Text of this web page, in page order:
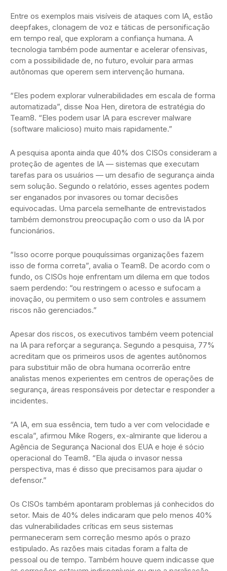
Entre os exemplos mais visíveis de ataques com IA, estão
deepfakes, clonagem de voz e táticas de personificação
em tempo real, que exploram a confiança humana. A
tecnologia também pode aumentar e acelerar ofensivas,
com a possibilidade de, no futuro, evoluir para armas
autônomas que operem sem intervenção humana.
“Eles podem explorar vulnerabilidades em escala de forma
automatizada”, disse Noa Hen, diretora de estratégia do
Team8. “Eles podem usar IA para escrever malware
(software malicioso) muito mais rapidamente.”
A pesquisa aponta ainda que 40% dos CISOs consideram a
proteção de agentes de IA — sistemas que executam
tarefas para os usuários — um desafio de segurança ainda
sem solução. Segundo o relatório, esses agentes podem
ser enganados por invasores ou tomar decisões
equivocadas. Uma parcela semelhante de entrevistados
também demonstrou preocupação com o uso da IA por
funcionários.
“Isso ocorre porque pouquíssimas organizações fazem
isso de forma correta”, avalia o Team8. De acordo com o
fundo, os CISOs hoje enfrentam um dilema em que todos
saem perdendo: “ou restringem o acesso e sufocam a
inovação, ou permitem o uso sem controles e assumem
riscos não gerenciados.”
Apesar dos riscos, os executivos também veem potencial
na IA para reforçar a segurança. Segundo a pesquisa, 77%
acreditam que os primeiros usos de agentes autônomos
para substituir mão de obra humana ocorrerão entre
analistas menos experientes em centros de operações de
segurança, áreas responsáveis por detectar e responder a
incidentes.
“A IA, em sua essência, tem tudo a ver com velocidade e
escala”, afirmou Mike Rogers, ex-almirante que liderou a
Agência de Segurança Nacional dos EUA e hoje é sócio
operacional do Team8. “Ela ajuda o invasor nessa
perspectiva, mas é disso que precisamos para ajudar o
defensor.”
Os CISOs também apontaram problemas já conhecidos do
setor. Mais de 40% deles indicaram que pelo menos 40%
das vulnerabilidades críticas em seus sistemas
permaneceram sem correção mesmo após o prazo
estipulado. As razões mais citadas foram a falta de
pessoal ou de tempo. Também houve quem indicasse que